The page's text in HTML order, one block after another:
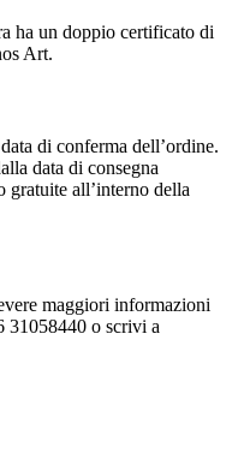
ha un doppio certificato di
Art.
di conferma dell’ordine.
data di consegna
gratuite all’interno della
maggiori informazioni
31058440 o scrivi a